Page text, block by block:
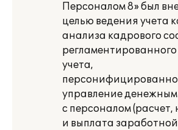
Персоналом 8» был
целью ведения учета
анализа кадрового
учета,
управление
с персоналом (расчет,
и выплата